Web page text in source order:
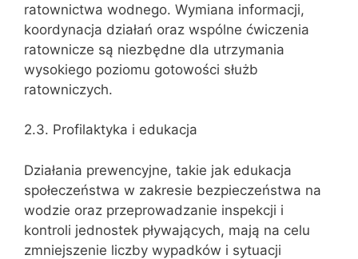
ratownictwa wodnego. Wymiana informacji,
koordynacja działań oraz wspólne ćwiczenia
ratownicze są niezbędne dla utrzymania
wysokiego poziomu gotowości służb
ratowniczych.
2.3. Profilaktyka i edukacja
Działania prewencyjne, takie jak edukacja
społeczeństwa w zakresie bezpieczeństwa na
wodzie oraz przeprowadzanie inspekcji i
kontroli jednostek pływających, mają na celu
zmniejszenie liczby wypadków i sytuacji